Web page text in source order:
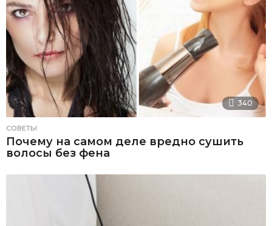
340
СОВЕТЫ
Почему на самом деле вредно сушить
волосы без фена